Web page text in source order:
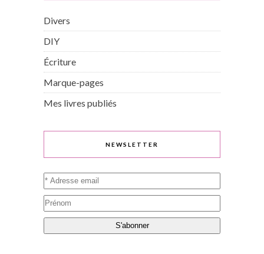
Divers
DIY
Écriture
Marque-pages
Mes livres publiés
NEWSLETTER